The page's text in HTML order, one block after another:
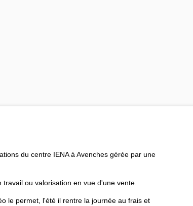
du centre IENA à Avenches gérée par une
ou valorisation en vue d'une vente.
le permet, l'été il rentre la journée au frais et